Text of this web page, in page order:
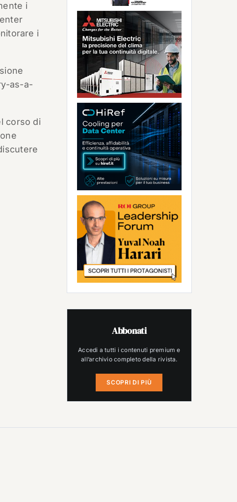
i
i
as-a-
corso di
Abbonati
Accedi a tutti i contenuti premium e
all’archivio completo della rivista.
SCOPRI DI PIÙ